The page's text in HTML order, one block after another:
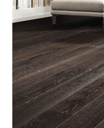
三层实木/棕红橡